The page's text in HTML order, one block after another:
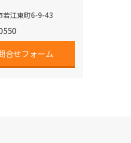
若江東町6-9-43
合せフォーム